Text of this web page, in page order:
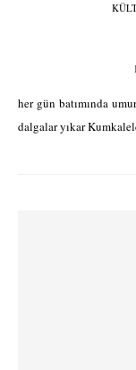
her gün batımında
dalgalar yıkar